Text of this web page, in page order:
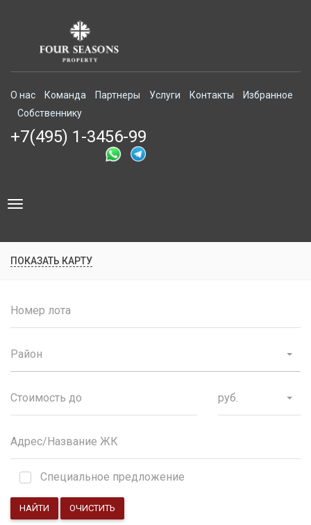
О нас Команда Партнеры Услуги Контакты
Избранное
Собственнику
+7(495) 1-3456-99
Toggle
ПОКАЗАТЬ КАРТУ
Район
руб.
Специальное предложение
НАЙТИ ОЧИСТИТЬ